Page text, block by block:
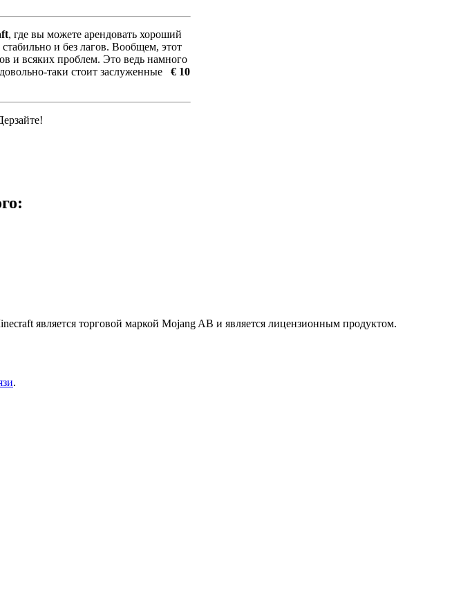
, где вы можете арендовать хороший
и без лагов. Вообщем, этот
и всяких проблем. Это ведь намного
таки стоит заслуженные € 10
является торговой маркой Mojang AB и является лицензионным продуктом.
.